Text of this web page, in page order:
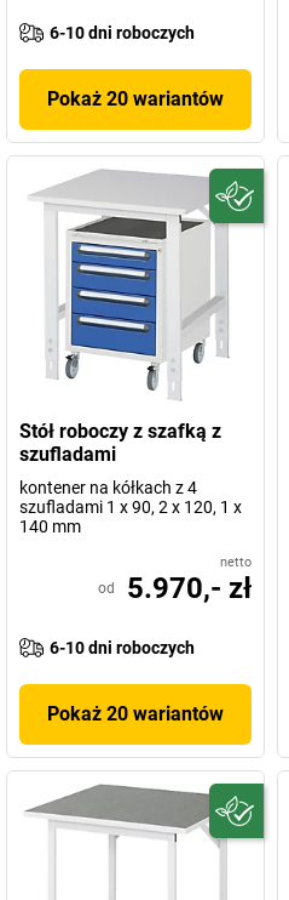
6-10 dni roboczych
Pokaż 20 wariantów
Stół roboczy z szafką z
szufladami
kontener na kółkach z 4
szufladami 1 x 90, 2 x 120, 1 x
140 mm
netto
od 5.970,- zł
6-10 dni roboczych
Pokaż 20 wariantów